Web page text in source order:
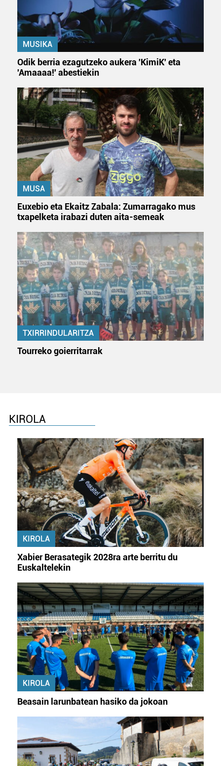
fitxategiak erabiltzen ditu. Zure esperientzia eta
zerbitzuak hobetzeko asmoz, cookie teknologiaz
baliatzen gara. Ohar hau onartuz gero, teknologia hori
erabiltzeko baimen esplizitua ematen diguzu. Gehiago
MUSIKA
Odik berria ezagutzeko aukera 'KimiK' eta
'Amaaaa!' abestiekin
MUSA
Euxebio eta Ekaitz Zabala: Zumarragako mus
txapelketa irabazi duten aita-semeak
TXIRRINDULARITZA
Tourreko goierritarrak
KIROLA
KIROLA
Xabier Berasategik 2028ra arte berritu du
Euskaltelekin
KIROLA
Beasain larunbatean hasiko da jokoan